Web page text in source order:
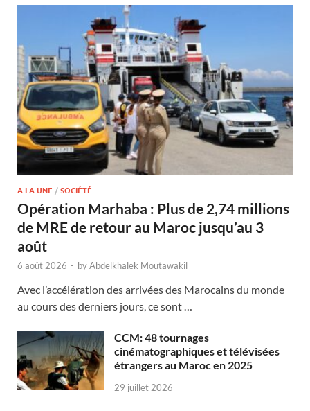
A LA UNE / SOCIÉTÉ
Opération Marhaba : Plus de 2,74 millions
de MRE de retour au Maroc jusqu’au 3
août
6 août 2026 - byAbdelkhalek Moutawakil
Avec l’accélération des arrivées des Marocains du monde
au cours des derniers jours, ce sont …
CCM: 48 tournages
cinématographiques et télévisées
étrangers au Maroc en 2025
29 juillet 2026